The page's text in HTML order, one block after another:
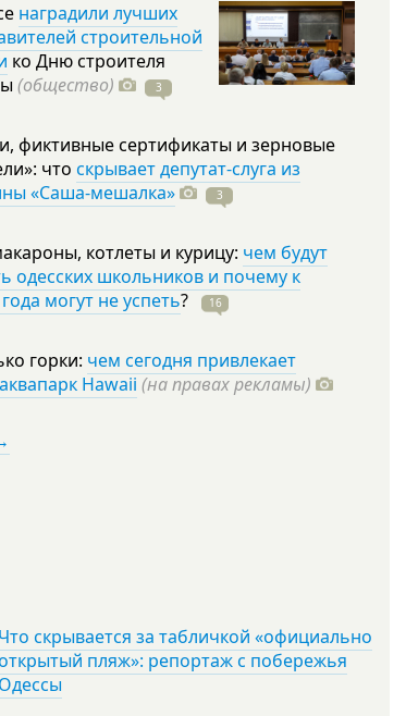
наградили лучших
строительной
ко Дню строителя
(общество) 3
фиктивные сертификаты и зерновые
что скрывает депутат-слуга из
«Саша-мешалка»
3
котлеты и курицу: чем будут
одесских школьников и почему к
могут не успеть? 16
горки: чем сегодня привлекает
Hawaii (на правах рекламы)
Что скрывается за табличкой «официально
пляж»: репортаж с побережья
Одессы